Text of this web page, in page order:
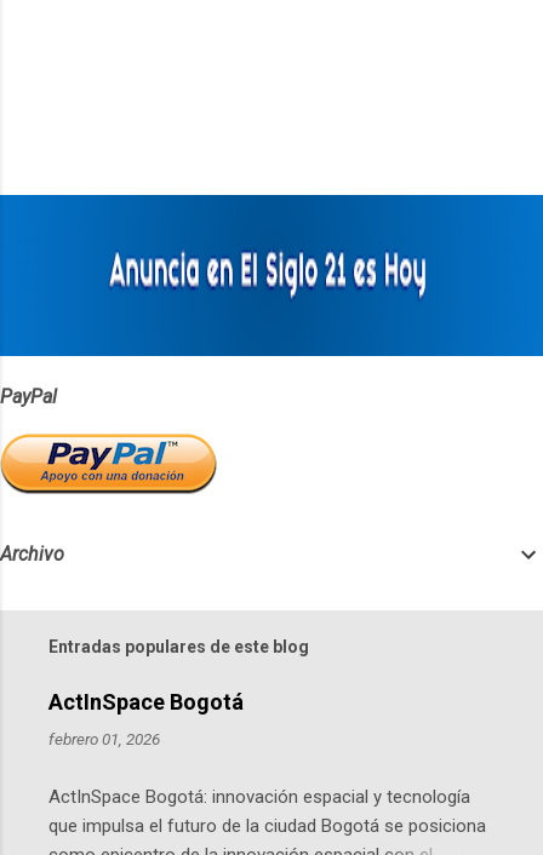
PayPal
Archivo
Entradas populares de este blog
ActInSpace Bogotá
febrero 01, 2026
ActInSpace Bogotá: innovación espacial y tecnología
que impulsa el futuro de la ciudad Bogotá se posiciona